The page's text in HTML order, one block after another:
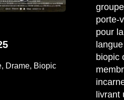
Drame, Biopic
porte-
pour
biopic